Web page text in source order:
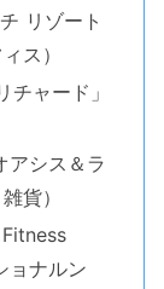
リゾート
ス）
ャード」
シス＆ラ
貨）
Fitness
ョナルン